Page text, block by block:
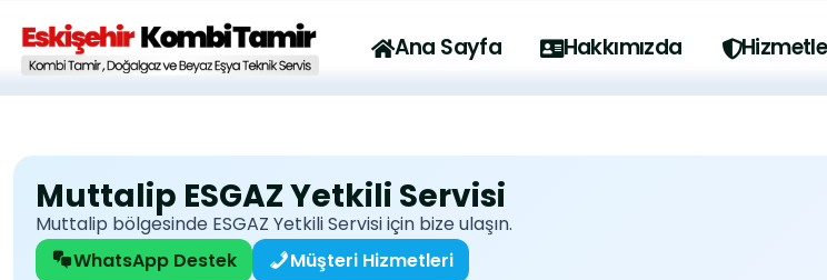
Ana Sayfa Hakkımızda
Muttalip ESGAZ Yetkili Servisi
Muttalip bölgesinde ESGAZ Yetkili Servisi için bize ulaşın.
WhatsApp Destek
Müşteri Hizmetleri